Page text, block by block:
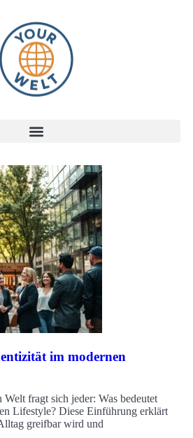
im modernen
fragt sich jeder: Was bedeutet
Lifestyle? Diese Einführung erklärt
greifbar wird und